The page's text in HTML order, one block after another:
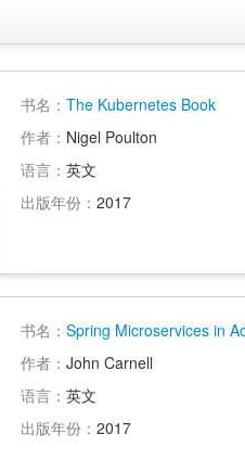
书名： The Kubernetes Book
作者： Nigel Poulton
语言： 英文
出版年份： 2017
书名： Spring Microservices in
作者： John Carnell
语言： 英文
出版年份： 2017